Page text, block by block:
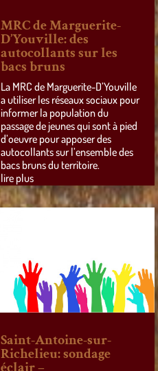
MRC de Marguerite-
D’Youville: des
autocollants sur les
bacs bruns
La MRC de Marguerite-D’Youville
a utiliser les réseaux sociaux pour
informer la population du
passage de jeunes qui sont à pied
d’oeuvre pour apposer des
autocollants sur l’ensemble des
bacs bruns du territoire.
lire plus
Saint-Antoine-sur-
Richelieu: sondage
éclair –